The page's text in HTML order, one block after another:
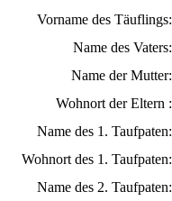
Vorname des Täuflings:
Name des Vaters:
Name der Mutter:
Wohnort der Eltern :
Name des 1. Taufpaten:
Wohnort des 1. Taufpaten:
Name des 2. Taufpaten: